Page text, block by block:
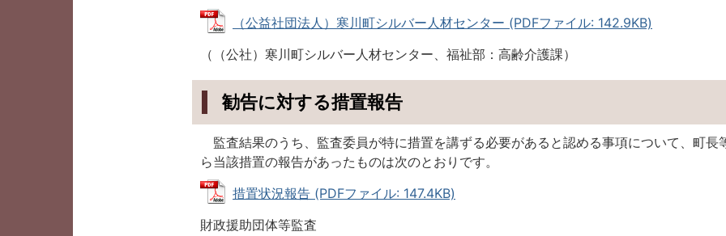
（公益社団法人）寒川町シルバー人材センター (PDFファイル: 142.9KB)
（（公社）寒川町シルバー人材センター、福祉部：高齢介護課）
勧告に対する措置報告
監査結果のうち、監査委員が特に措置を講ずる必要があると認める事項について、町長
ら当該措置の報告があったものは次のとおりです。
措置状況報告 (PDFファイル: 147.4KB)
財政援助団体等監査